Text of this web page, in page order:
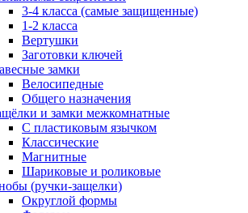
3-4 класса (самые защищенные)
1-2 класса
Вертушки
Заготовки ключей
замки
Велосипедные
Общего назначения
и замки межкомнатные
С пластиковым язычком
Классические
Магнитные
Шариковые и роликовые
(ручки-защелки)
Округлой формы